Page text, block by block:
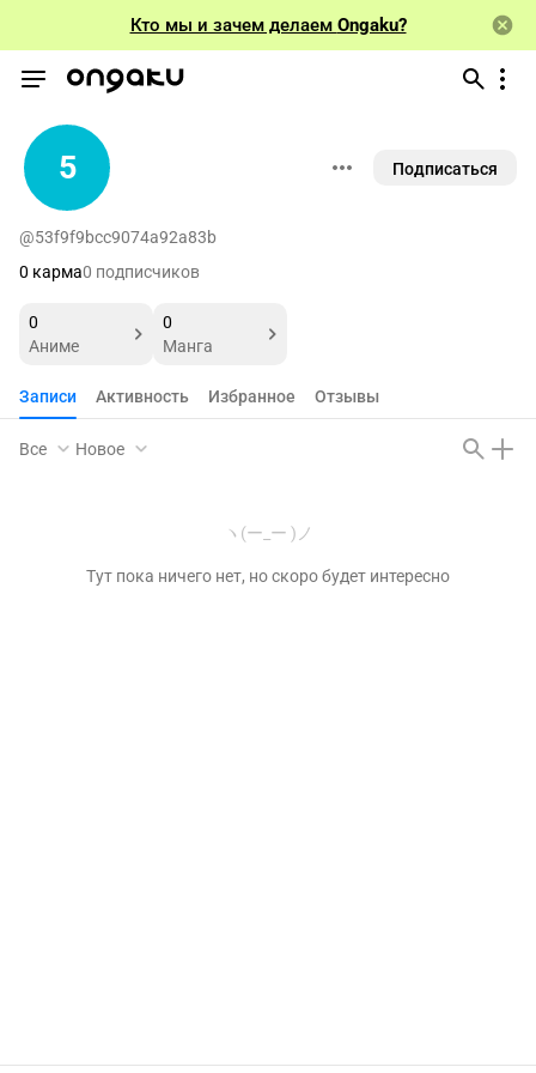
Кто мы и зачем делаем Ongaku?
5 Подписаться
@53f9f9bcc9074a92a83b
0 карма0 подписчиков
0
Аниме
0
Манга
Записи Активность Избранное Отзывы
Все Новое
ヽ(ー_ー )ノ
Тут пока ничего нет, но скоро будет интересно